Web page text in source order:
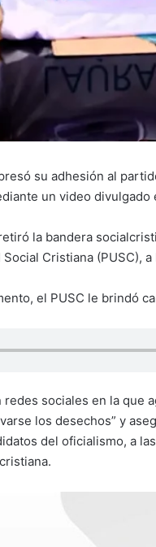
su adhesión al
un video divulgado
la bandera
Cristiana (PUSC),
el PUSC le brindó
redes sociales en la que
los desechos” y
del oficialismo, a